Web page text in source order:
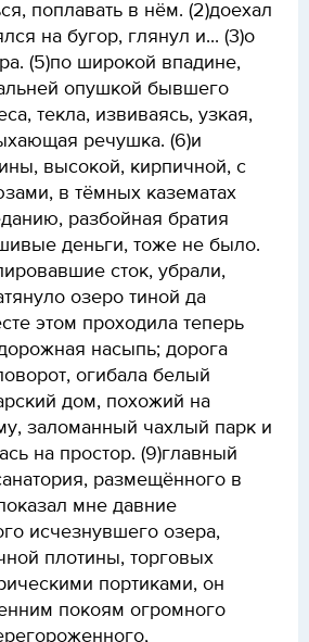
поплавать в нём. (2)доехал
на бугор, глянул и... (3)о
(5)по широкой впадине,
опушкой бывшего
текла, извиваясь, узкая,
речушка. (6)и
высокой, кирпичной, с
в тёмных казематах
разбойная братия
деньги, тоже не было.
сток, убрали,
озеро тиной да
этом проходила теперь
насыпь; дорога
огибала белый
дом, похожий на
заломанный чахлый парк и
на простор. (9)главный
размещённого в
мне давние
исчезнувшего озера,
плотины, торговых
портиками, он
покоям огромного